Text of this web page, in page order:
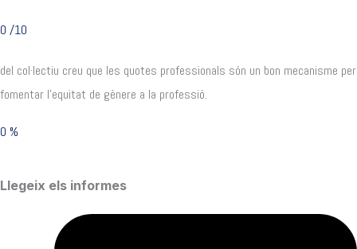
0 /10
del col·lectiu creu que les quotes professionals són un bon mecanisme per
fomentar l'equitat de gènere a la professió.
0 %
Llegeix els informes